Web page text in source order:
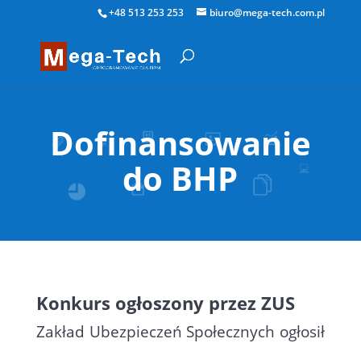
+48 513 253 253 biuro@mega-tech.com.pl
Dofinansowanie
do BHP
Konkurs ogłoszony przez ZUS
Zakład Ubezpieczeń Społecznych ogłosił